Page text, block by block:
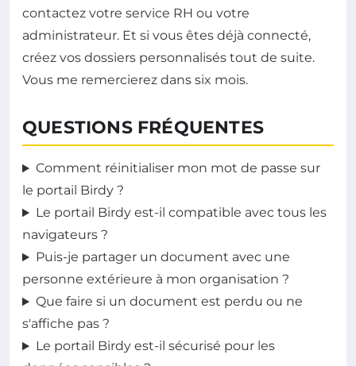
contactez votre service RH ou votre
administrateur. Et si vous êtes déjà connecté,
créez vos dossiers personnalisés tout de suite.
Vous me remercierez dans six mois.
QUESTIONS FRÉQUENTES
Comment réinitialiser mon mot de passe sur
le portail Birdy ?
Le portail Birdy est-il compatible avec tous les
navigateurs ?
Puis-je partager un document avec une
personne extérieure à mon organisation ?
Que faire si un document est perdu ou ne
s'affiche pas ?
Le portail Birdy est-il sécurisé pour les